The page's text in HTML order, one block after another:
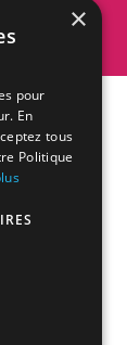
×
pour
En
tous
Politique